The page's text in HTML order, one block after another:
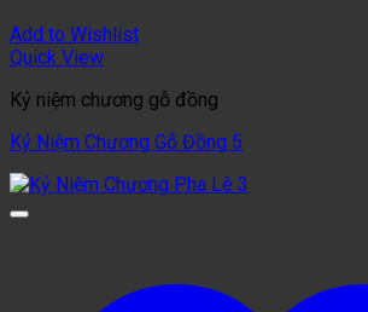
Add to Wishlist
Quick View
Kỷ niệm chương gỗ đồng
Kỷ Niệm Chương Gỗ Đồng 5